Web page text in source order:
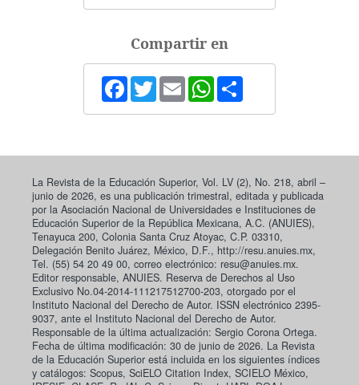
Compartir en
Facebook
TwitterEmail WhatsApp
La Revista de la Educación Superior, Vol. LV (2), No. 218, abril –
junio de 2026, es una publicación trimestral, editada y publicada
por la Asociación Nacional de Universidades e Instituciones de
Educación Superior de la República Mexicana, A.C. (ANUIES),
Tenayuca 200, Colonia Santa Cruz Atoyac, C.P. 03310,
Delegación Benito Juárez, México, D.F., http://resu.anuies.mx,
Tel. (55) 54 20 49 00, correo electrónico: resu@anuies.mx.
Editor responsable, ANUIES. Reserva de Derechos al Uso
Exclusivo No.04-2014-111217512700-203, otorgado por el
Instituto Nacional del Derecho de Autor. ISSN electrónico 2395-
9037, ante el Instituto Nacional del Derecho de Autor.
Responsable de la última actualización: Sergio Corona Ortega.
Fecha de última modificación: 30 de junio de 2026. La Revista
de la Educación Superior está incluida en los siguientes índices
y catálogos: Scopus, SciELO Citation Index, SCIELO México,